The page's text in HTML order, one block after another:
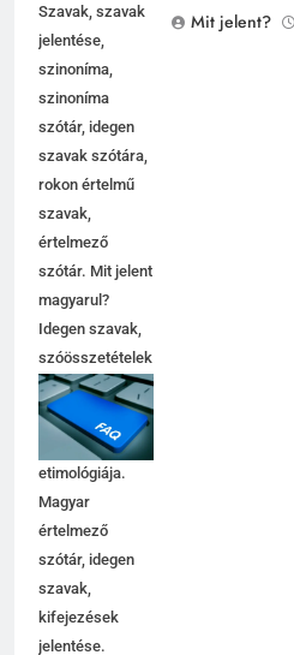
Szavak, szavak
jelentése,
szinoníma,
szinoníma
szótár, idegen
szavak szótára,
rokon értelmű
szavak,
értelmező
szótár. Mit jelent
magyarul?
Idegen szavak,
szóösszetételek
jelentése,
magyarázata,
használata,
etimológiája.
Magyar
értelmező
szótár, idegen
szavak,
kifejezések
jelentése.
Mit jelent?